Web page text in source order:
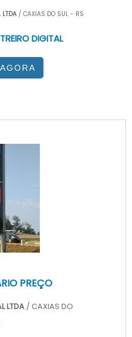
LTDA/ CAXIAS DO SUL - RS
DIGITAL
PREÇO
LTDA / CAXIAS DO